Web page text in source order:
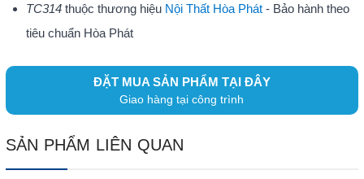
TC314thuộc thương hiệu Nội Thất Hòa Phát- Bảo hành theo
tiêu chuẩn Hòa Phát
ĐẶT MUA SẢN PHẨM TẠI ĐÂY
Giao hàng tại công trình
SẢN PHẨM LIÊN QUAN